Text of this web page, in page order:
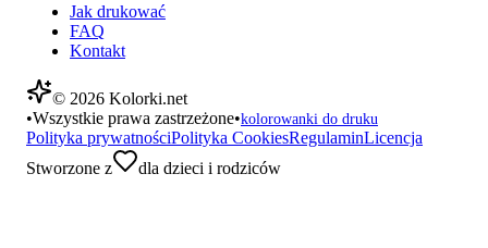
Jak drukować
FAQ
Kontakt
© 2026 Kolorki.net
•Wszystkie prawa zastrzeżone•kolorowanki do druku
Polityka prywatnościPolityka CookiesRegulaminLicencja
Stworzone z
dla dzieci i rodziców